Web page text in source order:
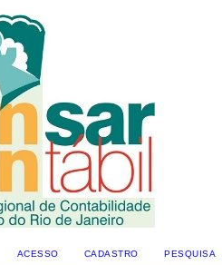
ACESSO CADASTRO PESQUISA